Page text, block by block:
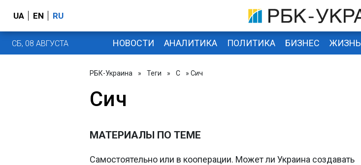
UA EN RU
СБ, 08 АВГУСТА НОВОСТИ АНАЛИТИКА ПОЛИТИКА БИЗНЕС ЖИЗНЬ
РБК-Украина » Теги » С » Сич
Сич
МАТЕРИАЛЫ ПО ТЕМЕ
Самостоятельно или в кооперации. Может ли Украина создавать